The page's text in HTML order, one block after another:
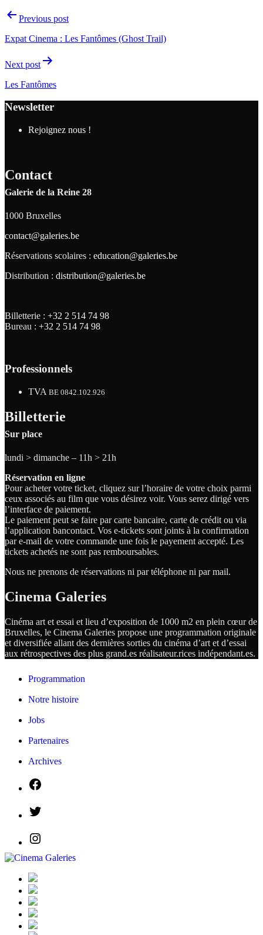
Previous post
Expat Cinema : Les Fantômes (Ghost Trail)
Next post
Les Fantômes
Newsletter
Rejoignez nous !
Contact
Galerie de la Reine 28
1000 Bruxelles
contact@galeries.be
Réservations scolaires : education@galeries.be
Distribution : distribution@galeries.be
Billetterie : +32 2 514 74 98
Bureau : +32 2 514 74 98
Professionnels
TVA BE 0842.102.926
Billetterie
Sur place
lundi > dimanche – 11h > 21h
Réservation en ligne
Pour acheter votre ticket, cliquez sur l’horaire de votre choix parmi
ceux associés au film que vous désirez voir. Vous serez dirigé vers
l’interface de paiement.
Le paiement peut se faire par carte bancaire, carte de crédit ou via
l’application bancontact. Vos e-tickets sont joints à la confirmation
par e-mail de votre commande une fois le payement accepté. Les
tickets achetés ne sont pas remboursables.
Nous ne prenons de réservations ni par téléphone ni par mail.
Cinema Galeries
Cinéma art et essai et lieu d’exposition de 1000 m2 en plein cœur de
Bruxelles, le Cinema Galeries propose une programmation originale
et diversifiée allant des dernières sorties du cinéma d’art et d’essai
aux rétrospectives des plus grand.es réalisateur.rices indépendant.es.
Programmation
Notre histoire
Jobs
Partenaires
Archives